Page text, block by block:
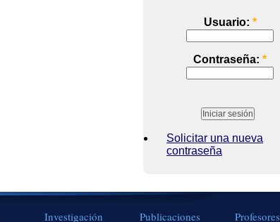
Usuario: *
Contraseña: *
Solicitar una nueva
contraseña
Investigación Publicaciones Profesores